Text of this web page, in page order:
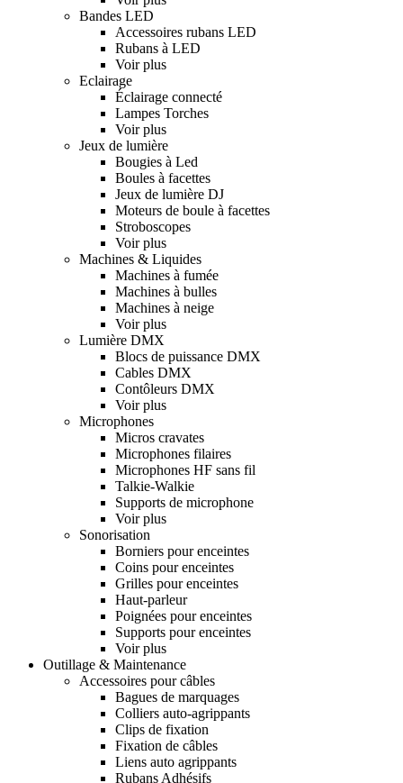
Bandes LED
Accessoires rubans LED
Rubans à LED
Voir plus
Eclairage
Éclairage connecté
Lampes Torches
Voir plus
Jeux de lumière
Bougies à Led
Boules à facettes
Jeux de lumière DJ
Moteurs de boule à facettes
Stroboscopes
Voir plus
Machines & Liquides
Machines à fumée
Machines à bulles
Machines à neige
Voir plus
Lumière DMX
Blocs de puissance DMX
Cables DMX
Contôleurs DMX
Voir plus
Microphones
Micros cravates
Microphones filaires
Microphones HF sans fil
Talkie-Walkie
Supports de microphone
Voir plus
Sonorisation
Borniers pour enceintes
Coins pour enceintes
Grilles pour enceintes
Haut-parleur
Poignées pour enceintes
Supports pour enceintes
Voir plus
Outillage & Maintenance
Accessoires pour câbles
Bagues de marquages
Colliers auto-agrippants
Clips de fixation
Fixation de câbles
Liens auto agrippants
Rubans Adhésifs